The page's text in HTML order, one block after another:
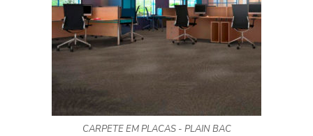
CARPETE EM PLACAS - PLAIN BAC